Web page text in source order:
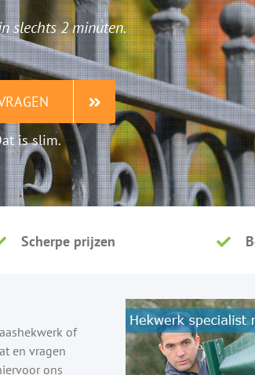
slechts 2 minuten.
is slim.
Scherpe prijzen
of
en vragen
ons